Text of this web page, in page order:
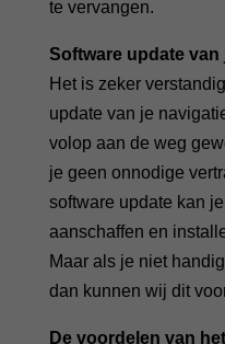
te vervangen.
Software update
Het is zeker
update van je
volop aan de weg
je geen onnodige
software update kan
aanschaffen en
Maar als je niet
dan kunnen wij dit
De voordelen van